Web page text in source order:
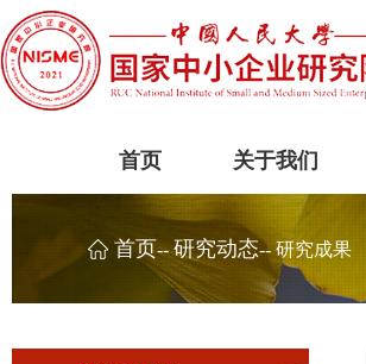
首页 关于我们
首页--研究动态-- 研究成果